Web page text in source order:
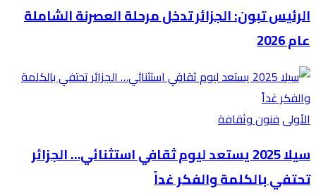
الرئيس تبون: الجزائر تدخل مرحلة العصرنة الشاملة
عام 2026
الأولىفنون وثقافة
سيلا 2025 يستعد ليوم ثقافي استثنائي… الجزائر
تحتفي بالكلمة والفكر غداً